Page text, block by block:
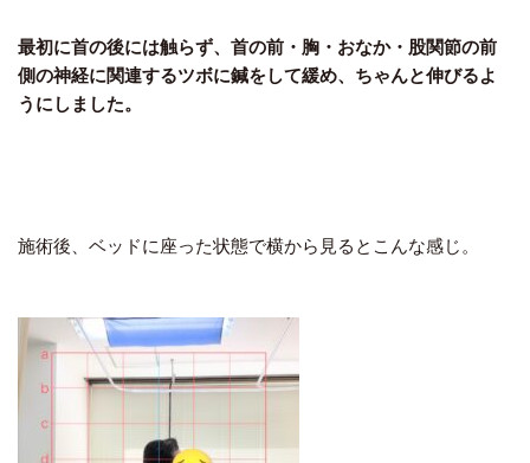
最初に首の後には触らず、首の前・胸・おなか・股関節の前
側の神経に関連するツボに鍼をして緩め、ちゃんと伸びるよ
うにしました。
施術後、ベッドに座った状態で横から見るとこんな感じ。